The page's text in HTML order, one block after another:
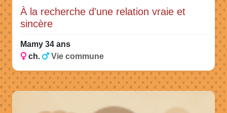
À la recherche d'une relation vraie et
sincère
Mamy 34 ans
ch.
Vie commune